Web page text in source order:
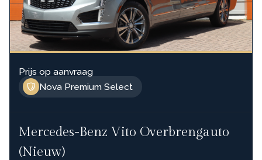
Nova Premium Select
Prijs op aanvraag
Mercedes-Benz Vito Overbrengauto
(Nieuw)